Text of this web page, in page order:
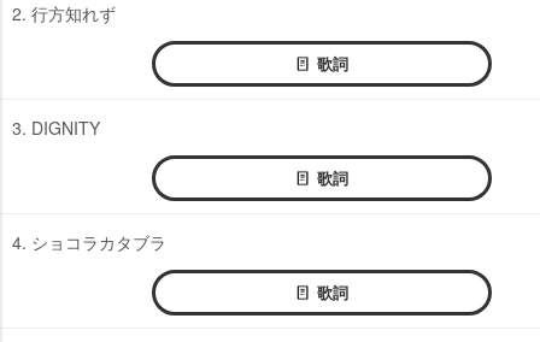
2. 行方知れず
歌詞
3. DIGNITY
歌詞
4. ショコラカタブラ
歌詞